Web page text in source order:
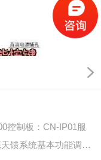
控制板：CN-IP01服
馈系统基本功能调度